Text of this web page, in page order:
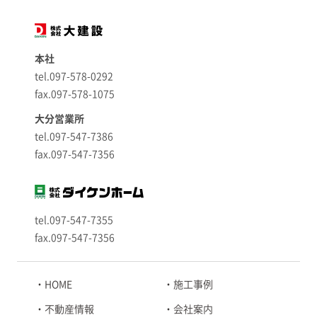
本社
tel.097-578-0292
fax.097-578-1075
大分営業所
tel.097-547-7386
fax.097-547-7356
tel.097-547-7355
fax.097-547-7356
HOME 施工事例
不動産情報 会社案内